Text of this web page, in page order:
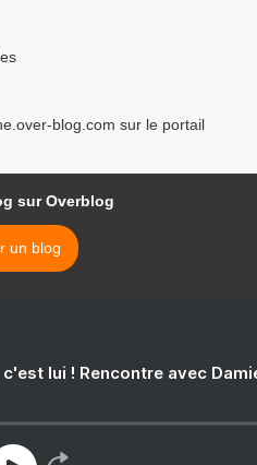
blog.com sur le portail
sur Overblog
un blog
lui ! Rencontre avec